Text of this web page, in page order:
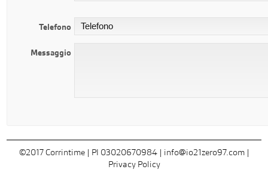
Telefono
Messaggio
©2017 Corrintime | PI 03020670984 | info@io21zero97.com|
Privacy Policy